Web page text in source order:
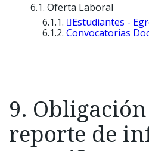
Oferta Laboral
Estudiantes -
Convocatorias
9.
reporte de